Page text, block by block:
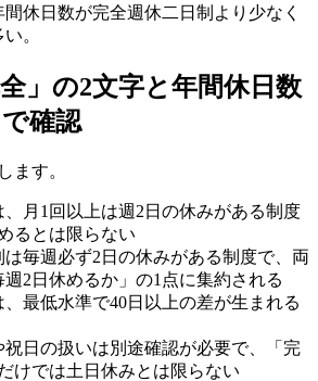
間休日数が完全週休二日制より少なく
。
」の2文字と年間休日数
確認
ます。
月1回以上は週2日の休みがある制度
るとは限らない
毎週必ず2日の休みがある制度で、両
2日休めるか」の1点に集約される
最低水準で40日以上の差が生まれる
祝日の扱いは別途確認が必要で、「完
けでは土日休みとは限らない